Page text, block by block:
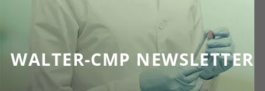
WALTER-CMP NEWSLETTER